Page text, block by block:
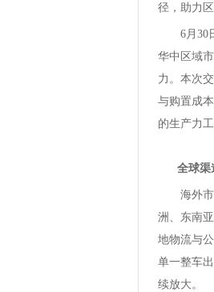
径，助力
6月30
华中区域
力。本次
与购置成
的生产力工
全球渠
海外
洲、东南
地物流与
单一整车
续放大。